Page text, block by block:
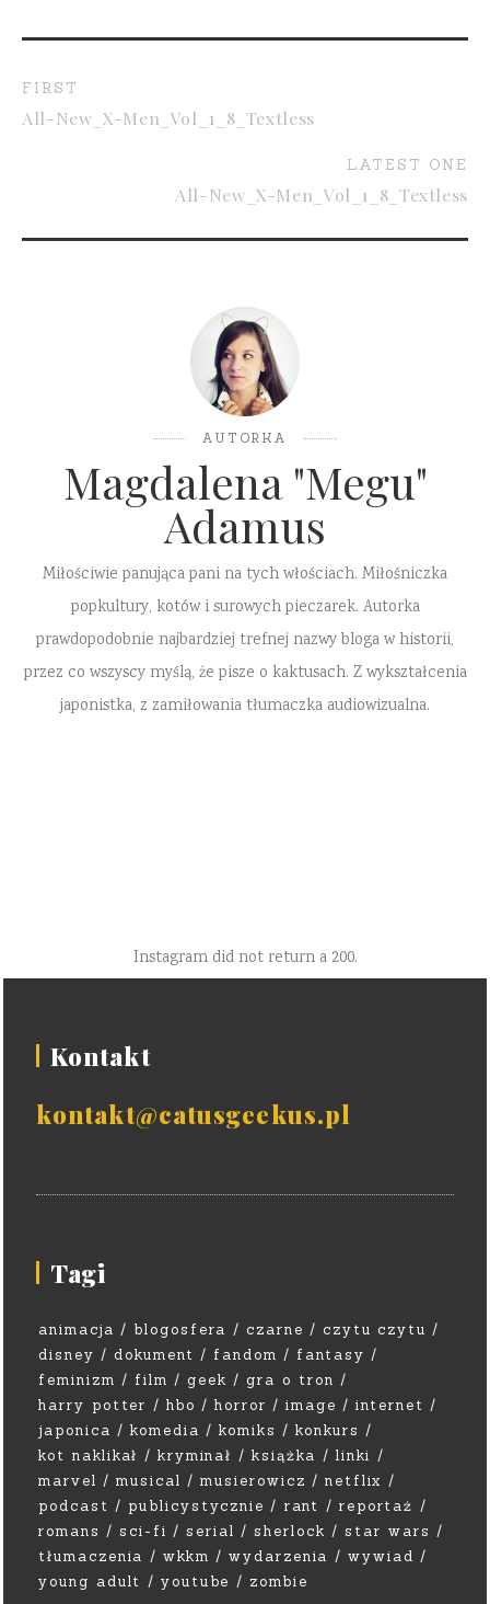
FIRST
All-New_X-Men_Vol_1_8_Textless
LATEST ONE
All-New_X-Men_Vol_1_8_Textless
AUTORKA
Magdalena "Megu"
Adamus
Miłościwie panująca pani na tych włościach. Miłośniczka
popkultury, kotów i surowych pieczarek. Autorka
prawdopodobnie najbardziej trefnej nazwy bloga w historii,
przez co wszyscy myślą, że pisze o kaktusach. Z wykształcenia
japonistka, z zamiłowania tłumaczka audiowizualna.
Instagram did not return a 200.
Kontakt
kontakt@catusgeekus.pl
Tagi
animacja blogosfera czarne
czytu czytu
disney
dokument fandom
fantasy
feminizm
film geek
gra o tron
harry potter
hbo horror image
internet
japonica
komedia komiks
konkurs
kot naklikał
kryminał książka
linki
marvel
musical musierowicz
netflix
podcast
publicystycznie rant
reportaż
romans
sci-fi serial sherlock
star wars
tłumaczenia
wkkm wydarzenia
wywiad
young adult
youtube zombie